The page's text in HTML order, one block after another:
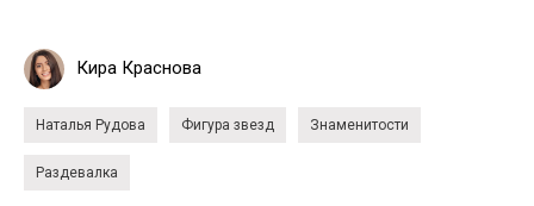
Кира Краснова
Наталья Рудова Фигура звезд Знаменитости
Раздевалка